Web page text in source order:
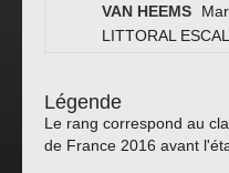
VAN HEEMS
LITTORAL
Légende
Le rang correspond au
de France 2016 avant